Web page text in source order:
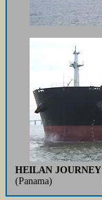
HEILAN JOURNEY
(Panama)